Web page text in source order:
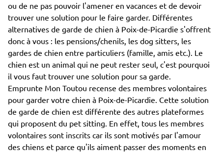
ou de ne pas pouvoir l'amener en vacances et de devoir
trouver une solution pour le faire garder. Différentes
alternatives de garde de chien à Poix-de-Picardie s'offrent
donc à vous : les pensions/chenils, les dog sitters, les
gardes de chien entre particuliers (famille, amis etc.). Le
chien est un animal qui ne peut rester seul, c'est pourquoi
il vous faut trouver une solution pour sa garde.
Emprunte Mon Toutou recense des membres volontaires
pour garder votre chien à Poix-de-Picardie. Cette solution
de garde de chien est différente des autres plateformes
qui proposent du pet sitting. En effet, tous les membres
volontaires sont inscrits car ils sont motivés par l'amour
des chiens et parce qu'ils aiment passer des moments en